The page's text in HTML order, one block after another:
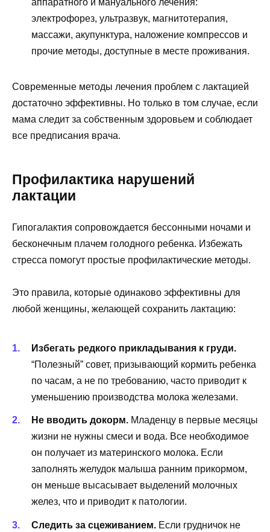
электрофорез, ультразвук, магнитотерапия,
массажи, акупунктура, наложение компрессов и
прочие методы, доступные в месте проживания.
Современные методы лечения проблем с лактацией
достаточно эффективны. Но только в том случае, если
мама следит за собственным здоровьем и соблюдает
все предписания врача.
Профилактика нарушений
лактации
Гипогалактия сопровождается бессонными ночами и
бесконечным плачем голодного ребенка. Избежать
стресса помогут простые профилактические методы.
Это правила, которые одинаково эффективны для
любой женщины, желающей сохранить лактацию:
Избегать редкого прикладывания к груди.
“Полезный” совет, призывающий кормить ребенка
по часам, а не по требованию, часто приводит к
уменьшению производства молока железами.
Не вводить докорм. Младенцу в первые месяцы
жизни не нужны смеси и вода. Все необходимое
он получает из материнского молока. Если
заполнять желудок малыша ранним прикормом,
он меньше высасывает выделений молочных
желез, что и приводит к патологии.
Следить за сцеживанием. Если грудничок не